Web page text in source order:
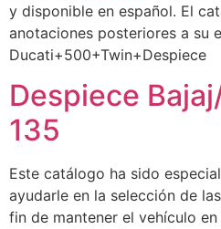
y disponible en español. El
anotaciones posteriores a su
Ducati+500+Twin+Despiece
Despiece
135
Este catálogo ha sido
ayudarle en la selección de
fin de mantener el vehículo